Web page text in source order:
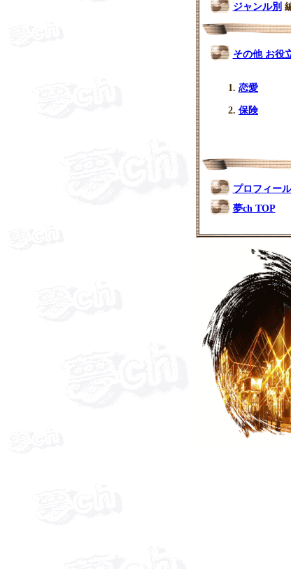
ジャンル別
その他 お役
恋愛
保険
プロフィール
夢ch TOP